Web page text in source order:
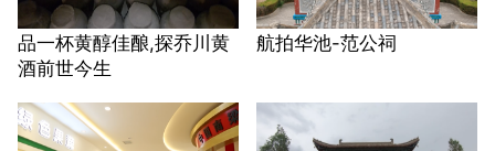
品一杯黄醇佳酿,探乔川黄
酒前世今生
航拍华池-范公祠